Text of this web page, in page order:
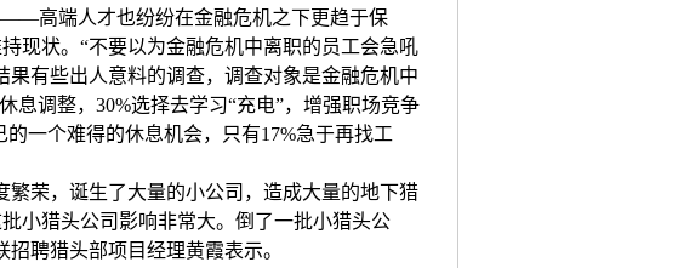
端人才也纷纷在金融危机之下更趋于保
现状。“不要以为金融危机中离职的员工会急吼
果有些出人意料的调查，调查对象是金融危机中
息调整，30%选择去学习“充电”，增强职场竞争
一个难得的休息机会，只有17%急于再找工
荣，诞生了大量的小公司，造成大量的地下猎
小猎头公司影响非常大。倒了一批小猎头公
聘猎头部项目经理黄霞表示。